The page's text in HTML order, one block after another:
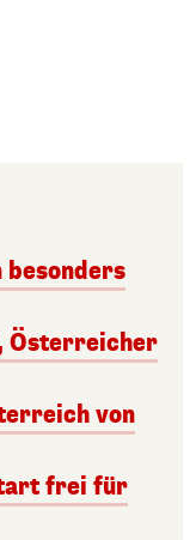
besonders
Österreicher
von
frei für